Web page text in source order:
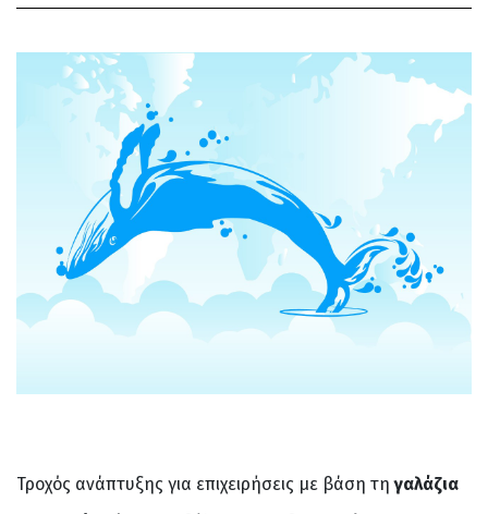
Τροχός ανάπτυξης για επιχειρήσεις με βάση τηγαλάζια